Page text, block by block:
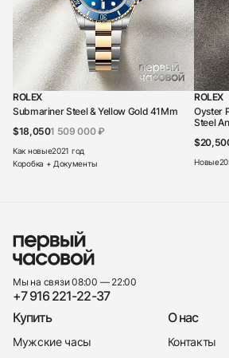
ROLEX
Submariner Steel & Yellow Gold 41Mm
$18,0501 509 000 ₽
Как новые2021 год
Коробка + Документы
ROLEX
Oyster
Steel
Новые
Мы на связи 08:00 — 22:00
+7 916 221-22-37
Купить
Мужские часы
О нас
Контакты